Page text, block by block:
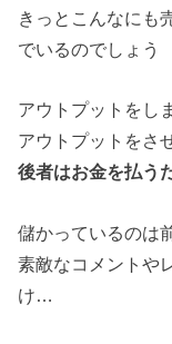
きっとこんなにも
でいるのでしょう
アウトプットをし
アウトプットをさ
後者はお金を払う
儲かっているのは
素敵なコメントや
け…